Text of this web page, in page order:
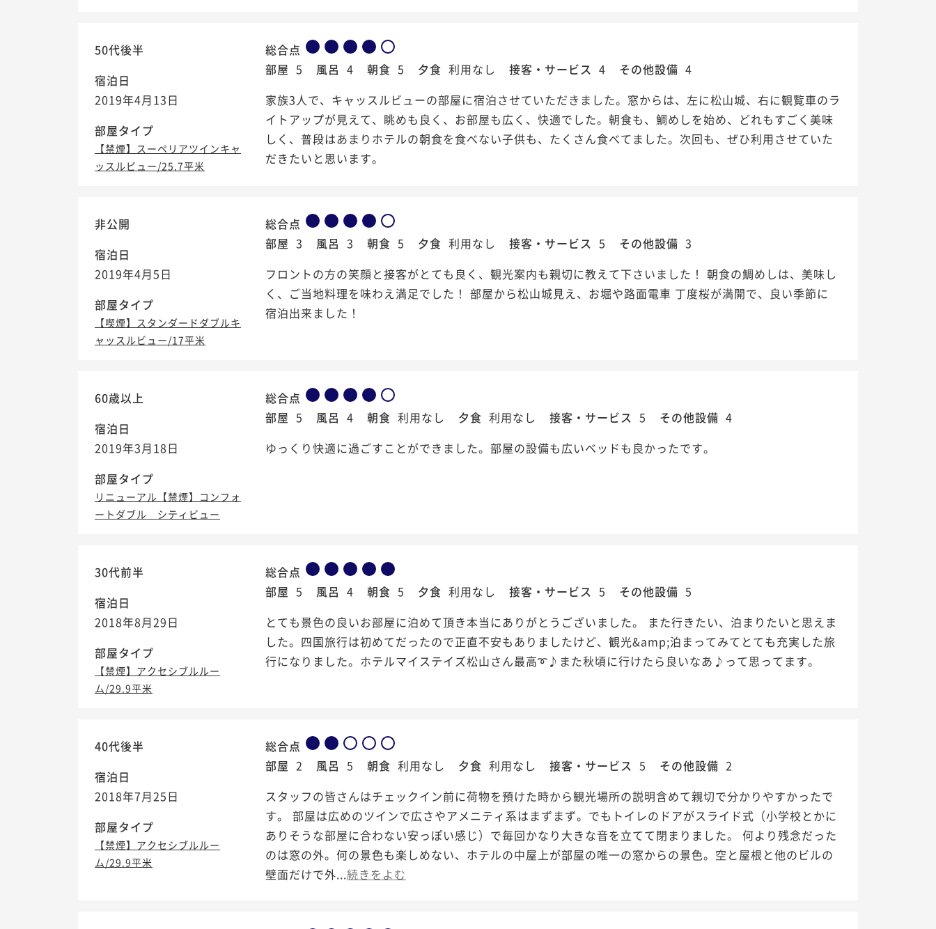
50代後半
宿泊日
2019年4月13日
部屋タイプ
【禁煙】スーペリアツインキャ
ッスルビュー/25.7平米
総合点
部屋 5 風呂 4 朝食 5 夕食 利用なし 接客・サービス 4 その他設備 4
家族3人で、キャッスルビューの部屋に宿泊させていただきました。窓からは、左に松山城、右に観覧車のラ
イトアップが見えて、眺めも良く、お部屋も広く、快適でした。朝食も、鯛めしを始め、どれもすごく美味
しく、普段はあまりホテルの朝食を食べない子供も、たくさん食べてました。次回も、ぜひ利用させていた
だきたいと思います。
非公開
宿泊日
2019年4月5日
部屋タイプ
【喫煙】スタンダードダブルキ
ャッスルビュー/17平米
総合点
部屋 3 風呂 3 朝食 5 夕食 利用なし 接客・サービス 5 その他設備 3
フロントの方の笑顔と接客がとても良く、観光案内も親切に教えて下さいました！ 朝食の鯛めしは、美味し
く、ご当地料理を味わえ満足でした！ 部屋から松山城見え、お堀や路面電車 丁度桜が満開で、良い季節に
宿泊出来ました！
60歳以上
宿泊日
2019年3月18日
部屋タイプ
リニューアル【禁煙】コンフォ
ートダブル シティビュー
総合点
部屋 5 風呂 4 朝食 利用なし 夕食 利用なし 接客・サービス 5 その他設備 4
ゆっくり快適に過ごすことができました。部屋の設備も広いベッドも良かったです。
30代前半
宿泊日
2018年8月29日
部屋タイプ
【禁煙】アクセシブルルー
ム/29.9平米
総合点
部屋 5 風呂 4 朝食 5 夕食 利用なし 接客・サービス 5 その他設備 5
とても景色の良いお部屋に泊めて頂き本当にありがとうございました。 また行きたい、泊まりたいと思えま
した。四国旅行は初めてだったので正直不安もありましたけど、観光&amp;泊まってみてとても充実した旅
行になりました。ホテルマイステイズ松山さん最高➰♪また秋頃に行けたら良いなあ♪って思ってます。
40代後半
宿泊日
2018年7月25日
部屋タイプ
【禁煙】アクセシブルルー
ム/29.9平米
総合点
部屋 2 風呂 5 朝食 利用なし 夕食 利用なし 接客・サービス 5 その他設備 2
スタッフの皆さんはチェックイン前に荷物を預けた時から観光場所の説明含めて親切で分かりやすかったで
す。 部屋は広めのツインで広さやアメニティ系はまずまず。でもトイレのドアがスライド式（小学校とかに
ありそうな部屋に合わない安っぽい感じ）で毎回かなり大きな音を立てて閉まりました。 何より残念だった
のは窓の外。何の景色も楽しめない、ホテルの中屋上が部屋の唯一の窓からの景色。空と屋根と他のビルの
壁面だけで外...続きをよむ